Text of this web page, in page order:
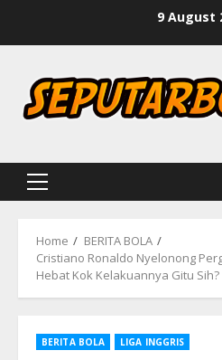
9 August
Primary
Home
BERITA BOLA
Cristiano Ronaldo Nyelonong
Hebat Kok Kelakuannya Gitu Sih?
BERITA BOLA LIGA INGGRIS